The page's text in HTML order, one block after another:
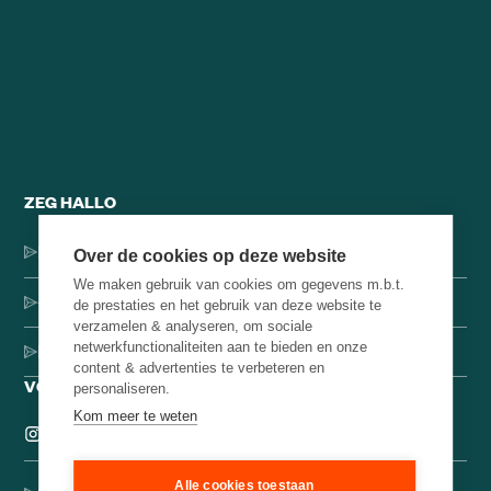
ZEG HALLO
Dorpsstraat 137, 1546 JH Jisp
+31 (0)75-4000071
hello@brainbakery.com
VOLG ONS
Over de cookies op deze website
We maken gebruik van cookies om gegevens m.b.t.
de prestaties en het gebruik van deze website te
verzamelen & analyseren, om sociale
netwerkfunctionaliteiten aan te bieden en onze
content & advertenties te verbeteren en
personaliseren.
Kom meer te weten
Alle cookies toestaan